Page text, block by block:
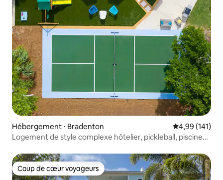
Hébergement ⋅ Bradenton Évaluation
4,99 (141)
Logement de style complexe hôtelier, pickleball, piscine
Coup de cœur voyageurs
Coup de cœur voyageurs